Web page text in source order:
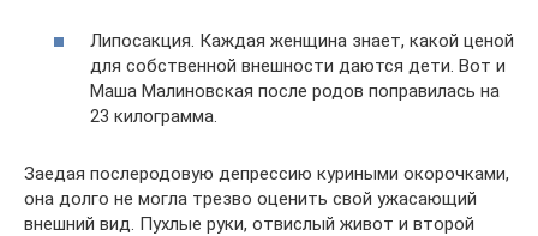
Липосакция. Каждая женщина знает, какой ценой
для собственной внешности даются дети. Вот и
Маша Малиновская после родов поправилась на
23 килограмма.
Заедая послеродовую депрессию куриными окорочками,
она долго не могла трезво оценить свой ужасающий
внешний вид. Пухлые руки, отвислый живот и второй